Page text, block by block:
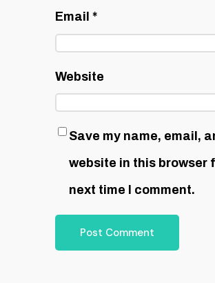
Email *
Website
Save my name, email,
website in this browser
next time I comment.